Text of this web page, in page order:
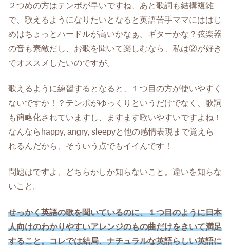
２つめの方はテンポが早いですね、あと歌詞も結構複雑
で、歌えるようになりたいとなると英語苦手ママにははじ
めはちょっとハードルが高いかなぁ。ギターかな？弦楽器
の音も素敵だし、お歌を聞いて楽しむなら、私は②が好き
でオススメしたいのですが。
歌えるように練習するとなると、１つ目の方が使いやすく
ないですか！？テンポがゆっくりというだけでなく、歌詞
も簡略化されていますし、ますます歌いやすいですよね！
なんならhappy, angry, sleepyと他の感情表現まで覚えら
れるんだから、そういう点でもイイんです！
問題はですよ、どちらかしか知らないこと。違いを知らな
いこと。
せっかく英語の歌を聞いているのに、１つ目のように日本
人向けのわかりやすいアレンジのもの曲だけをきいて満足
すること。コレでは結局、ナチュラルな英語らしい英語に